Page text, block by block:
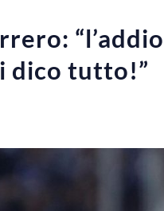
dico tutto!”